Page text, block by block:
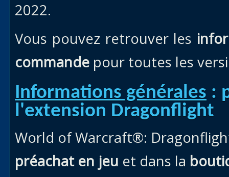
2022.
Vous pouvez retrouver les
commande pour toutes les
Informations générales :
l'extension Dragonflight
World of Warcraft®:
préachat en jeu et dans la